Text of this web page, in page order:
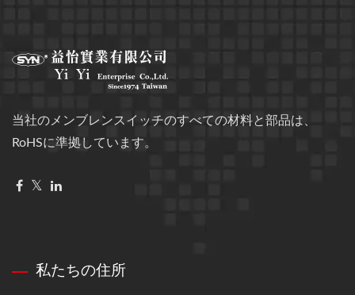
当社のメンブレンスイッチのすべての材料と部品は、
RoHSに準拠しています。
私たちの住所